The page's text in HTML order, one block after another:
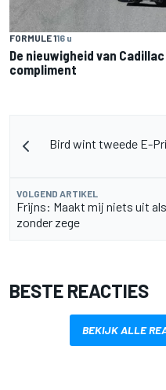
FORMULE 116 u
De nieuwigheid van
compliment
Bird wint tweede E-
VOLGEND ARTIKEL
Frijns: Maakt mij niets uit
zonder zege
BESTE REACTIES
BEKIJK ALLE